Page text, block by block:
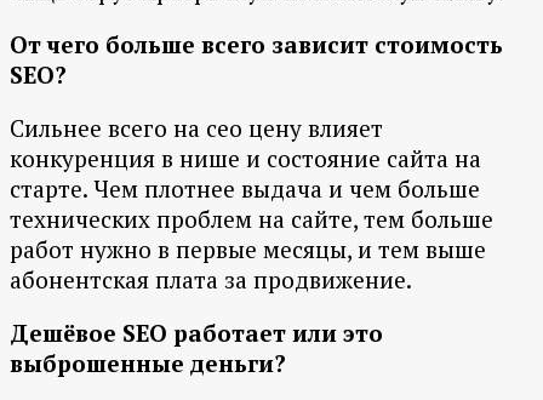
От чего больше всего зависит стоимость
SEO?
Сильнее всего на сео цену влияет
конкуренция в нише и состояние сайта на
старте. Чем плотнее выдача и чем больше
технических проблем на сайте, тем больше
работ нужно в первые месяцы, и тем выше
абонентская плата за продвижение.
Дешёвое SEO работает или это
выброшенные деньги?